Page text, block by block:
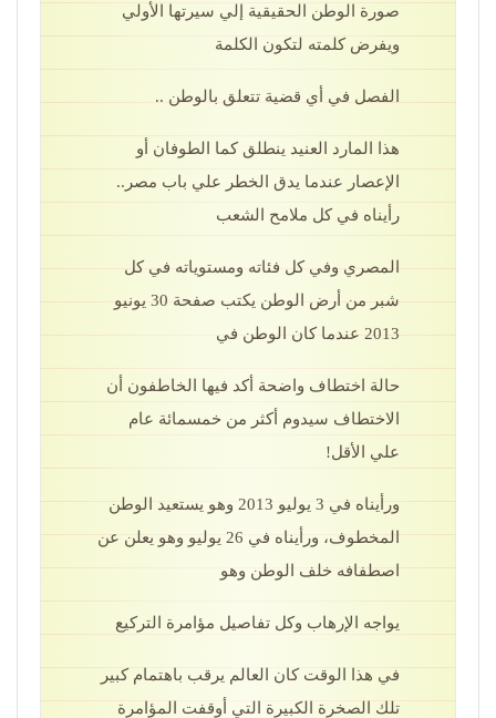
صورة الوطن الحقيقية إلي سيرتها الأولي
ويفرض كلمته لتكون الكلمة
الفصل في أي قضية تتعلق بالوطن ..
هذا المارد العنيد ينطلق كما الطوفان أو
الإعصار عندما يدق الخطر علي باب مصر..
رأيناه في كل ملامح الشعب
المصري وفي كل فئاته ومستوياته في كل
شبر من أرض الوطن يكتب صفحة 30 يونيو
2013 عندما كان الوطن في
حالة اختطاف واضحة أكد فيها الخاطفون أن
الاختطاف سيدوم أكثر من خمسمائة عام
علي الأقل!
ورأيناه في 3 يوليو 2013 وهو يستعيد الوطن
المخطوف، ورأيناه في 26 يوليو وهو يعلن عن
اصطفافه خلف الوطن وهو
يواجه الإرهاب وكل تفاصيل مؤامرة التركيع
في هذا الوقت كان العالم يرقب باهتمام كبير
تلك الصخرة الكبيرة التي أوقفت المؤامرة